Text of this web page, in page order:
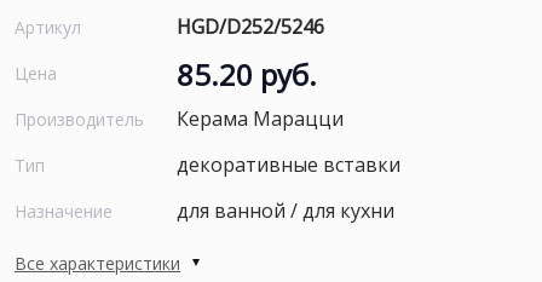
Артикул HGD/D252/5246
Цена 85.20 руб.
Производитель Керама Марацци
Тип декоративные вставки
Назначение для ванной / для кухни
Все характеристики